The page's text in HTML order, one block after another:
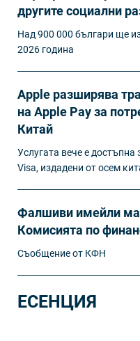
другите социални
Над 900 000 българи ще
2026 година
Apple разширява
на Apple Pay за
Китай
Услугата вече е достъпна
Visa, издадени от осем
Фалшиви имейли
Комисията по
Съобщение от КФН
ЕСЕНЦИЯ